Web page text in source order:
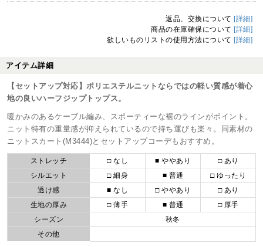
返品、交換について [詳細]
商品の在庫確保について [詳細]
欲しいものリストの使用方法について [詳細]
アイテム詳細
【セットアップ対応】ポリエステルニットならではの軽い質感が着心
地の良いハーフジップトップス。
暖かみのあるケーブル編み、スポーティーな裾のラインがポイント。
ニット特有の重量感が抑えられているので持ち運びも楽々。同素材の
ニットスカート(M3444)とセットアップコーデもおすすめ。
ストレッチ □ なし ■ ややあり
□ あり
シルエット
□ 細身 ■ 普通
□ ゆったり
透け感
■ なし □ ややあり
□ あり
生地の厚み
□ 薄手 ■ 普通
□ 厚手
シーズン
秋冬
その他